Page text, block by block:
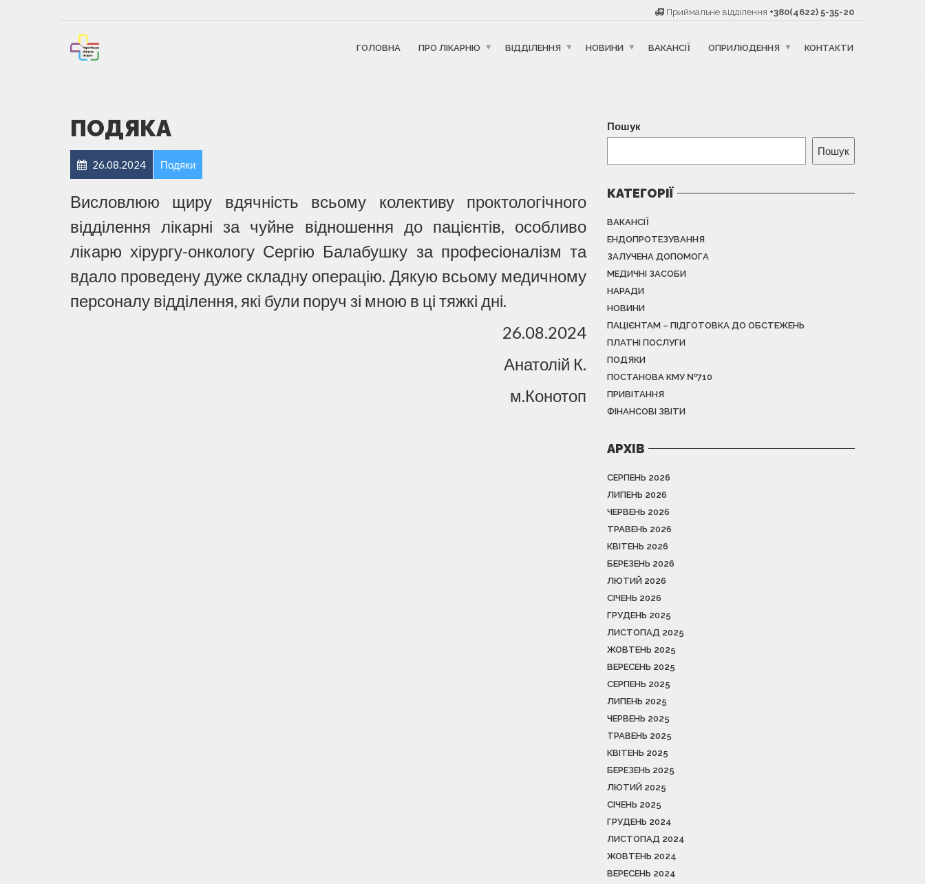
Приймальне відділення +380(4622) 5-35-20
ГОЛОВНА ПРО ЛІКАРНЮ ВІДДІЛЕННЯ НОВИНИ ВАКАНСІЇ ОПРИЛЮДЕННЯ КОНТАКТИ
ПОДЯКА
26.08.2024 Подяки
Висловлюю щиру вдячність всьому колективу проктологічного
відділення лікарні за чуйне відношення до пацієнтів, особливо
лікарю хірургу-онкологу Сергію Балабушку за професіоналізм та
вдало проведену дуже складну операцію. Дякую всьому медичному
персоналу відділення, які були поруч зі мною в ці тяжкі дні.
26.08.2024
Анатолій К.
м.Конотоп
Пошук
Пошук
КАТЕГОРІЇ
ВАКАНСІЇ
ЕНДОПРОТЕЗУВАННЯ
ЗАЛУЧЕНА ДОПОМОГА
МЕДИЧНІ ЗАСОБИ
НАРАДИ
НОВИНИ
ПАЦІЄНТАМ – ПІДГОТОВКА ДО ОБСТЕЖЕНЬ
ПЛАТНІ ПОСЛУГИ
ПОДЯКИ
ПОСТАНОВА КМУ №710
ПРИВІТАННЯ
ФІНАНСОВІ ЗВІТИ
АРХІВ
СЕРПЕНЬ 2026
ЛИПЕНЬ 2026
ЧЕРВЕНЬ 2026
ТРАВЕНЬ 2026
КВІТЕНЬ 2026
БЕРЕЗЕНЬ 2026
ЛЮТИЙ 2026
СІЧЕНЬ 2026
ГРУДЕНЬ 2025
ЛИСТОПАД 2025
ЖОВТЕНЬ 2025
ВЕРЕСЕНЬ 2025
СЕРПЕНЬ 2025
ЛИПЕНЬ 2025
ЧЕРВЕНЬ 2025
ТРАВЕНЬ 2025
КВІТЕНЬ 2025
БЕРЕЗЕНЬ 2025
ЛЮТИЙ 2025
СІЧЕНЬ 2025
ГРУДЕНЬ 2024
ЛИСТОПАД 2024
ЖОВТЕНЬ 2024
ВЕРЕСЕНЬ 2024